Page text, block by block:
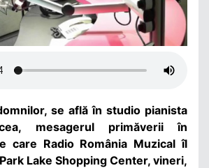
se află în studio pianista
mesagerul primăverii în
care Radio România Muzical îl
Lake Shopping Center, vineri,